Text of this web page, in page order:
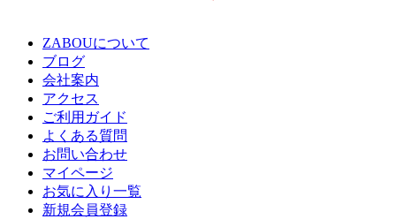
ZABOUについて
ブログ
会社案内
アクセス
ご利用ガイド
よくある質問
お問い合わせ
マイページ
お気に入り一覧
新規会員登録